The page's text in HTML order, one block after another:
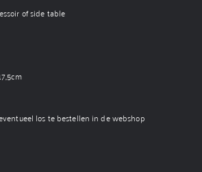
of side table
los te bestellen in de webshop